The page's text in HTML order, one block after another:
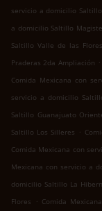
servicio a domicilio
a domicilio Saltillo
Saltillo Valle de las Flores
Praderas 2da Ampliación .
Comida Mexicana con
servicio a domicilio
Saltillo Guanajuato
Saltillo Los Silleres .
Comida Mexicana con
Mexicana con servicio a
domicilio Saltillo La
Flores
. Comida